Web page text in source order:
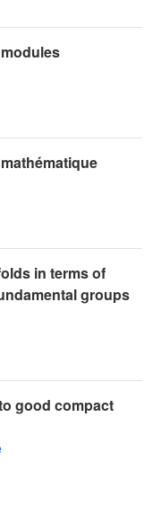
in terms of
groups
good compact